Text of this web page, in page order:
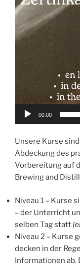
00:00
Unsere Kurse
Abdeckung des
Vorbereitung auf
Brewing and
Niveau 1 – Kurse
– der Unterricht
selben Tag statt
Niveau 2 – Kurse
decken in der
Informationen ab.